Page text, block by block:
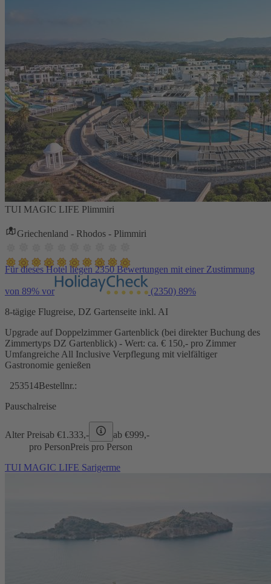
TUI MAGIC LIFE Plimmiri
Griechenland - Rhodos - Plimmiri
Für dieses Hotel liegen 2350 Bewertungen mit einer Zustimmung
von 89% vor (2350) 89%
8-tägige Flugreise, DZ Gartenseite inkl. AI
Upgrade auf Doppelzimmer Gartenblick (bei direkter Buchung des
Zimmertyps DZ Gartenblick) - Wert: ca. € 150,- pro Zimmer
Umfangreiche All Inclusive Verpflegung mit vielfältiger
Gastronomie genießen
253514Bestellnr.:
Pauschalreise
Alter Preisab €1.333,- ab €999,-
pro PersonPreis pro Person
TUI MAGIC LIFE Sarigerme